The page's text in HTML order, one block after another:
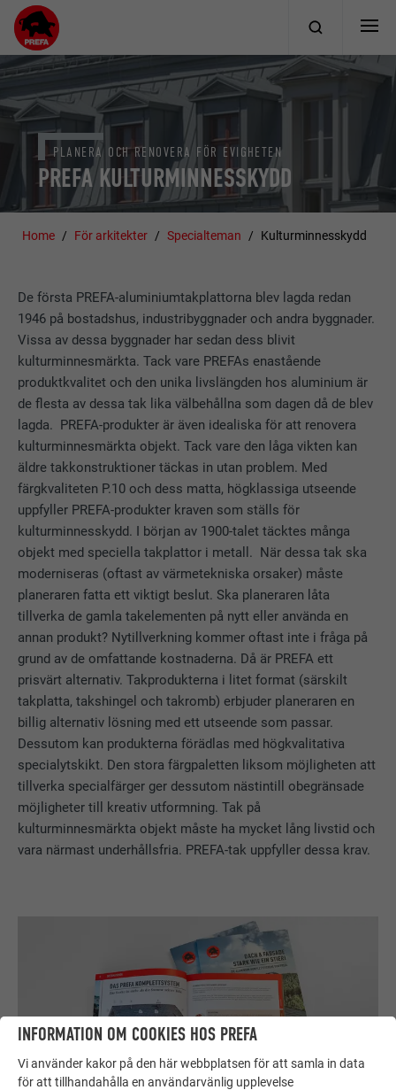
PREFA KULTURMINNESSKYDD
PLANERA OCH RENOVERA FÖR EVIGHETEN
Home För arkitekter Specialteman Kulturminnesskydd
De första PREFA-aluminiumtakplattorna blev lagda redan
1946 på bostadshus, industribyggnader och andra byggnader.
Vissa av dessa byggnader har sedan dess blivit
kulturminnesmärkta. Tack vare PREFAs enastående
produktkvalitet och den unika livslängden hos aluminium är
de flesta av dessa tak lika välbehållna som dagen då de blev
lagda. PREFA-produkter är även idealiska för att renovera
kulturminnesmärkta objekt. Tack vare den låga vikten kan
äldre takkonstruktioner täckas in utan problem. Med
färgkvaliteten P.10 och dess matta, högklassiga utseende
uppfyller PREFA-produkter kraven som ställs för
kulturminnesskydd. I början av 1900-talet täcktes många
objekt med speciella takplattor i metall. När dessa tak ska
moderniseras (oftast av värmetekniska orsaker) måste
planeraren fatta ett viktigt beslut. Ska planeraren låta
tillverka de gamla takelementen på nytt eller använda en
annan produkt? Nytillverkning kommer oftast inte i fråga på
grund av de omfattande kostnaderna. Då är PREFA ett
prisvärt alternativ. Takprodukterna i litet format (särskilt
takplatta, takshingel och takromb) erbjuder planeraren en
billig alternativ lösning med ett utseende som passar.
Dessutom kan produkterna förädlas med högkvalitativa
specialytskikt. Den stora färgpaletten liksom möjligheten att
tillverka specialfärger ger dessutom nästintill obegränsade
möjligheter till kreativ utformning. Tak på
kulturminnesmärkta objekt måste ha mycket lång livstid och
vara närmast underhållsfria. PREFA-tak uppfyller dessa krav.
INFORMATION OM COOKIES HOS PREFA
Vi använder kakor på den här webbplatsen för att samla in data
för att tillhandahålla en användarvänlig upplevelse